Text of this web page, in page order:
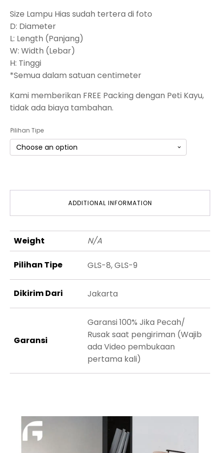
Size Lampu Hias sudah tertera di foto
D: Diameter
L: Length (Panjang)
W: Width (Lebar)
H: Tinggi
*Semua dalam satuan centimeter
Kami memberikan FREE Packing dengan Peti Kayu,
tidak ada biaya tambahan.
Pilihan Tipe
ADDITIONAL INFORMATION
Weight N/A
Pilihan Tipe GLS-8, GLS-9
Dikirim Dari Jakarta
Garansi
Garansi 100% Jika Pecah/
Rusak saat pengiriman (Wajib
ada Video pembukaan
pertama kali)